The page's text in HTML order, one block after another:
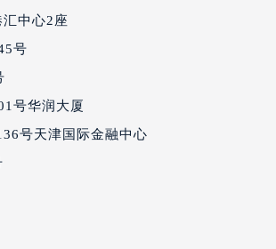
约）
约）
心（需提前预约）
）
）
）
中心2座
号
号华润大厦
号天津国际金融中心